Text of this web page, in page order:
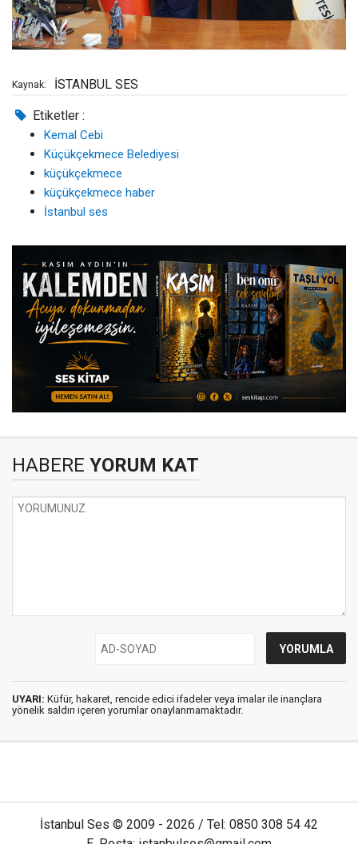
Kaynak: İSTANBUL SES
Etiketler :
Kemal Cebi
Küçükçekmece Belediyesi
küçükçekmece
küçükçekmece haber
İstanbul ses
HABERE YORUM KAT
UYARI: Küfür, hakaret, rencide edici ifadeler veya imalar ile inançlara
yönelik saldırı içeren yorumlar onaylanmamaktadır.
İstanbul Ses © 2009 - 2026 / Tel: 0850 308 54 42